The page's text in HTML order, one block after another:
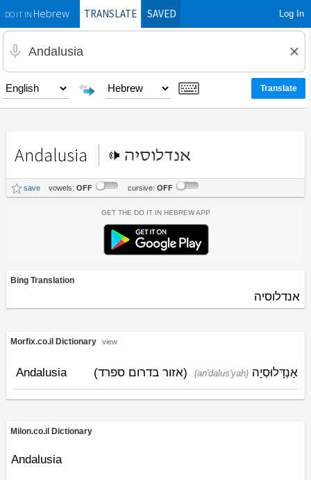
DO IT INHebrewTRANSLATE SAVED Log In
Andalusia אנדלוסיה
save vowels: OFF cursive: OFF
Get the Do It In Hebrew App
Bing Translation
אנדלוסיה
Morfix.co.il Dictionary view
Andalusia (an'dalus'yah) אַנְדָּלוּסְיָה (אזור בדרום ספרד)
Milon.co.il Dictionary
Andalusia